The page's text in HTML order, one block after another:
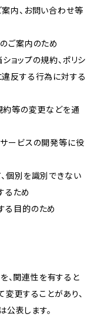
案内、お問い合わせ等
のご案内のため
ョップの規約、ポリシ
違反する行為に対する
約等の変更などを通
サービスの開発等に役
、個別を識別できない
るため
る目的のため
、関連性を有すると
更することがあり、
表します。